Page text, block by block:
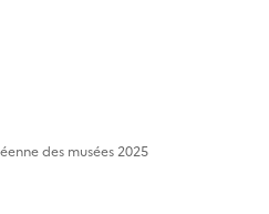
des musées 2025